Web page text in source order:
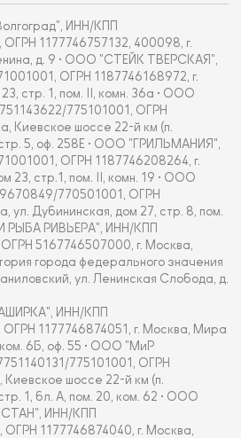
ИНН/КПП
1177746757132, 400098, г.
д. 9 • ООО "СТЕЙК ТВЕРСКАЯ",
ОГРН 1187746168972, г.
стр. 1, пом. II, комн. 36а • ООО
775101001, ОГРН
Киевское шоссе 22-й км (п.
5, оф. 258Е • ООО "ГРИЛЬМАНИЯ",
ОГРН 1187746208264, г.
23, стр.1, пом. II, комн. 19 • ООО
770501001, ОГРН
ул. Дубининская, дом 27, стр. 8, пом.
РЫБА РИВЬЕРА", ИНН/КПП
5167746507000, г. Москва,
города федерального значения
ул. Ленинская Слобода, д.
ИНН/КПП
1177746874051, г. Москва, Мира
ком. 6Б, оф. 55 • ООО "МиР
775101001, ОГРН
Киевское шоссе 22-й км (п.
1, бл. А, пом. 20, ком. 62 • ООО
ИНН/КПП
1177746874040, г. Москва,